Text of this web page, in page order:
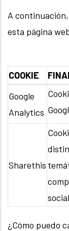
A
esta página
COOKIE
Google
Analytics
Sharethis
¿Cómo puedo